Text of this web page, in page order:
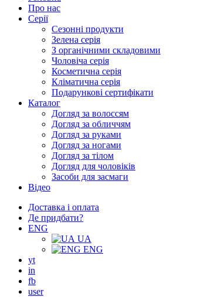
Про нас
Серії
Сезонні продукти
Зелена серія
З органічними складовими
Чоловіча серія
Косметична серія
Кліматична серія
Подарункові сертифікати
Каталог
Догляд за волоссям
Догляд за обличчям
Догляд за руками
Догляд за ногами
Догляд за тілом
Догляд для чоловіків
Засоби для засмаги
Відео
Доставка і оплата
Де придбати?
ENG
UA
ENG
yt
in
fb
user